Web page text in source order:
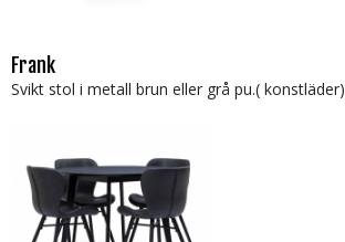
Frank
Svikt stol i metall brun eller grå pu.( konstläder)